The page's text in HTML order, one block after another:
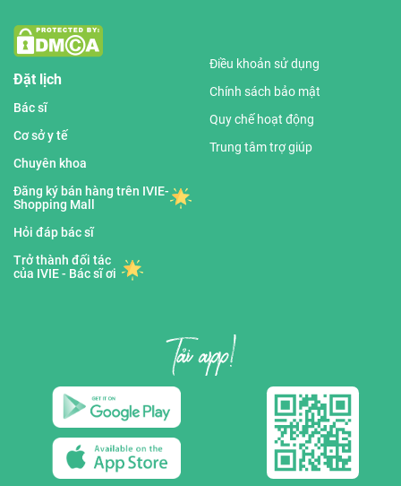
Đặt lịch
Bác sĩ
Cơ sở y tế
Chuyên khoa
Đăng ký bán hàng trên IVIE-
Shopping Mall
Hỏi đáp bác sĩ
Trở thành đối tác
của IVIE - Bác sĩ ơi
Điều khoản sử dụng
Chính sách bảo mật
Quy chế hoạt động
Trung tâm trợ giúp